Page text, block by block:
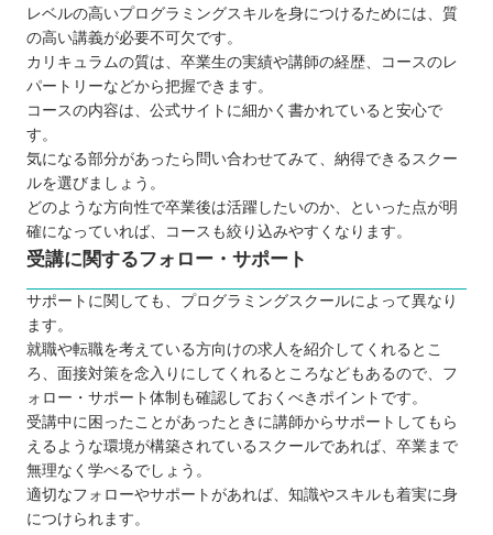
レベルの高いプログラミングスキルを身につけるためには、質
の高い講義が必要不可欠です。
カリキュラムの質は、卒業生の実績や講師の経歴、コースのレ
パートリーなどから把握できます。
コースの内容は、公式サイトに細かく書かれていると安心で
す。
気になる部分があったら問い合わせてみて、納得できるスクー
ルを選びましょう。
どのような方向性で卒業後は活躍したいのか、といった点が明
確になっていれば、コースも絞り込みやすくなります。
受講に関するフォロー・サポート
サポートに関しても、プログラミングスクールによって異なり
ます。
就職や転職を考えている方向けの求人を紹介してくれるとこ
ろ、面接対策を念入りにしてくれるところなどもあるので、フ
ォロー・サポート体制も確認しておくべきポイントです。
受講中に困ったことがあったときに講師からサポートしてもら
えるような環境が構築されているスクールであれば、卒業まで
無理なく学べるでしょう。
適切なフォローやサポートがあれば、知識やスキルも着実に身
につけられます。